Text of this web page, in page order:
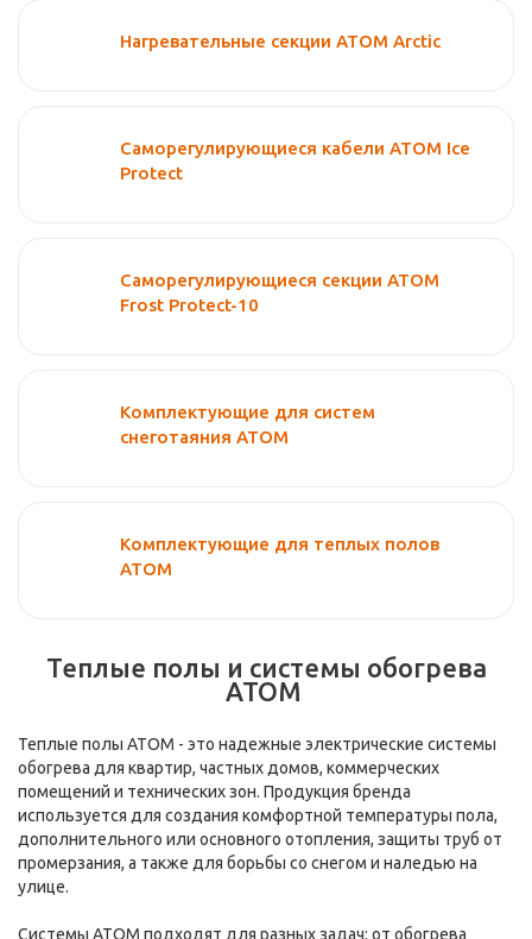
Нагревательные секции АТОМ Arctic
Саморегулирующиеся кабели ATOM Ice
Protect
Саморегулирующиеся секции ATOM
Frost Protect-10
Комплектующие для систем
снеготаяния ATOM
Комплектующие для теплых полов
ATOM
Теплые полы и системы обогрева
АТОМ
Теплые полы АТОМ - это надежные электрические системы
обогрева для квартир, частных домов, коммерческих
помещений и технических зон. Продукция бренда
используется для создания комфортной температуры пола,
дополнительного или основного отопления, защиты труб от
промерзания, а также для борьбы со снегом и наледью на
улице.
Системы АТОМ подходят для разных задач: от обогрева